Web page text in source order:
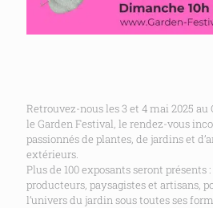
Retrouvez-nous les 3 et 4 mai 2025 au
le Garden Festival, le rendez-vous
passionnés de plantes, de jardins et
extérieurs.
Plus de 100 exposants seront présents
producteurs, paysagistes et artisans,
l’univers du jardin sous toutes ses